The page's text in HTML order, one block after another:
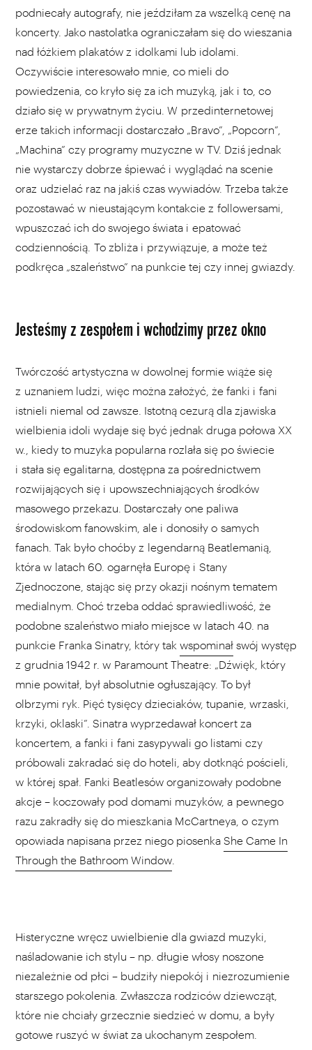
podniecały autografy, nie jeździłam za wszelką cenę na
koncerty. Jako nastolatka ograniczałam się do wieszania
nad łóżkiem plakatów z idolkami lub idolami.
Oczywiście interesowało mnie, co mieli do
powiedzenia, co kryło się za ich muzyką, jak i to, co
działo się w prywatnym życiu. W przedinternetowej
erze takich informacji dostarczało „Bravo”, „Popcorn”,
„Machina” czy programy muzyczne w TV. Dziś jednak
nie wystarczy dobrze śpiewać i wyglądać na scenie
oraz udzielać raz na jakiś czas wywiadów. Trzeba także
pozostawać w nieustającym kontakcie z followersami,
wpuszczać ich do swojego świata i epatować
codziennością. To zbliża i przywiązuje, a może też
podkręca „szaleństwo” na punkcie tej czy innej gwiazdy.
Jesteśmy z zespołem i wchodzimy przez okno
Twórczość artystyczna w dowolnej formie wiąże się
z uznaniem ludzi, więc można założyć, że fanki i fani
istnieli niemal od zawsze. Istotną cezurą dla zjawiska
wielbienia idoli wydaje się być jednak druga połowa XX
w., kiedy to muzyka popularna rozlała się po świecie
i stała się egalitarna, dostępna za pośrednictwem
rozwijających się i upowszechniających środków
masowego przekazu. Dostarczały one paliwa
środowiskom fanowskim, ale i donosiły o samych
fanach. Tak było choćby z legendarną Beatlemanią,
która w latach 60. ogarnęła Europę i Stany
Zjednoczone, stając się przy okazji nośnym tematem
medialnym. Choć trzeba oddać sprawiedliwość, że
podobne szaleństwo miało miejsce w latach 40. na
punkcie Franka Sinatry, który tak wspominał swój występ
z grudnia 1942 r. w Paramount Theatre: „Dźwięk, który
mnie powitał, był absolutnie ogłuszający. To był
olbrzymi ryk. Pięć tysięcy dzieciaków, tupanie, wrzaski,
krzyki, oklaski”. Sinatra wyprzedawał koncert za
koncertem, a fanki i fani zasypywali go listami czy
próbowali zakradać się do hoteli, aby dotknąć pościeli,
w której spał. Fanki Beatlesów organizowały podobne
akcje – koczowały pod domami muzyków, a pewnego
razu zakradły się do mieszkania McCartneya, o czym
opowiada napisana przez niego piosenka She Came In
Through the Bathroom Window
Histeryczne wręcz uwielbienie dla gwiazd muzyki,
naśladowanie ich stylu – np. długie włosy noszone
niezależnie od płci – budziły niepokój i niezrozumienie
starszego pokolenia. Zwłaszcza rodziców dziewcząt,
które nie chciały grzecznie siedzieć w domu, a były
gotowe ruszyć w świat za ukochanym zespołem.